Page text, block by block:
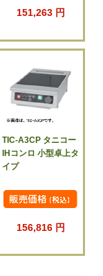
151,263 円
TIC-A3CP タニコー
IHコンロ 小型卓上タ
イプ
156,816 円